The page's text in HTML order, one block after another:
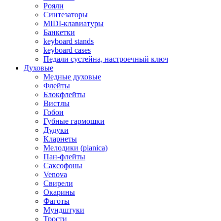
Рояли
Синтезаторы
MIDI-клавиатуры
Банкетки
keyboard stands
keyboard cases
Педали сустейна, настроечный ключ
Духовые
Медные духовые
Флейты
Блокфлейты
Вистлы
Гобои
Губные гармошки
Дудуки
Кларнеты
Мелодики (pianica)
Пан-флейты
Саксофоны
Venova
Свирели
Окарины
Фаготы
Мундштуки
Трости